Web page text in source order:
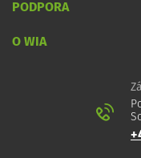
PODPORA
O WIA